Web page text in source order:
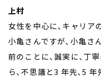
上村
女性を中心に、キャリア
小亀さんですが、小亀さ
前のことに、誠実に、丁
ら、不思議と3 年先、5